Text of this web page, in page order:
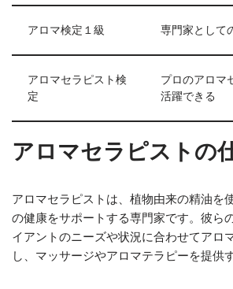
アロマ検定１級 専門家として
アロマセラピスト検
定
プロのアロマ
活躍できる
アロマセラピストの
アロマセラピストは、植物由来の精油を
の健康をサポートする専門家です。彼ら
イアントのニーズや状況に合わせてアロ
し、マッサージやアロマテラピーを提供